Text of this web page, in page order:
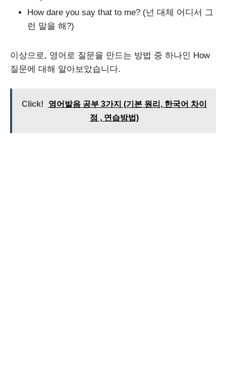
How dare you say that to me? (넌 대체 어디서 그
런 말을 해?)
이상으로, 영어로 질문을 만드는 방법 중 하나인 How
질문에 대해 알아보았습니다.
Click!
영어발음 공부 3가지 (기본 원리, 한국어 차이
점 , 연습방법)